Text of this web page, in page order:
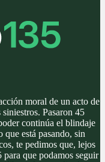
moral de un acto de
Pasaron 45
continúa el blindaje
que está pasando, sin
te pedimos que, lejos
que podamos seguir